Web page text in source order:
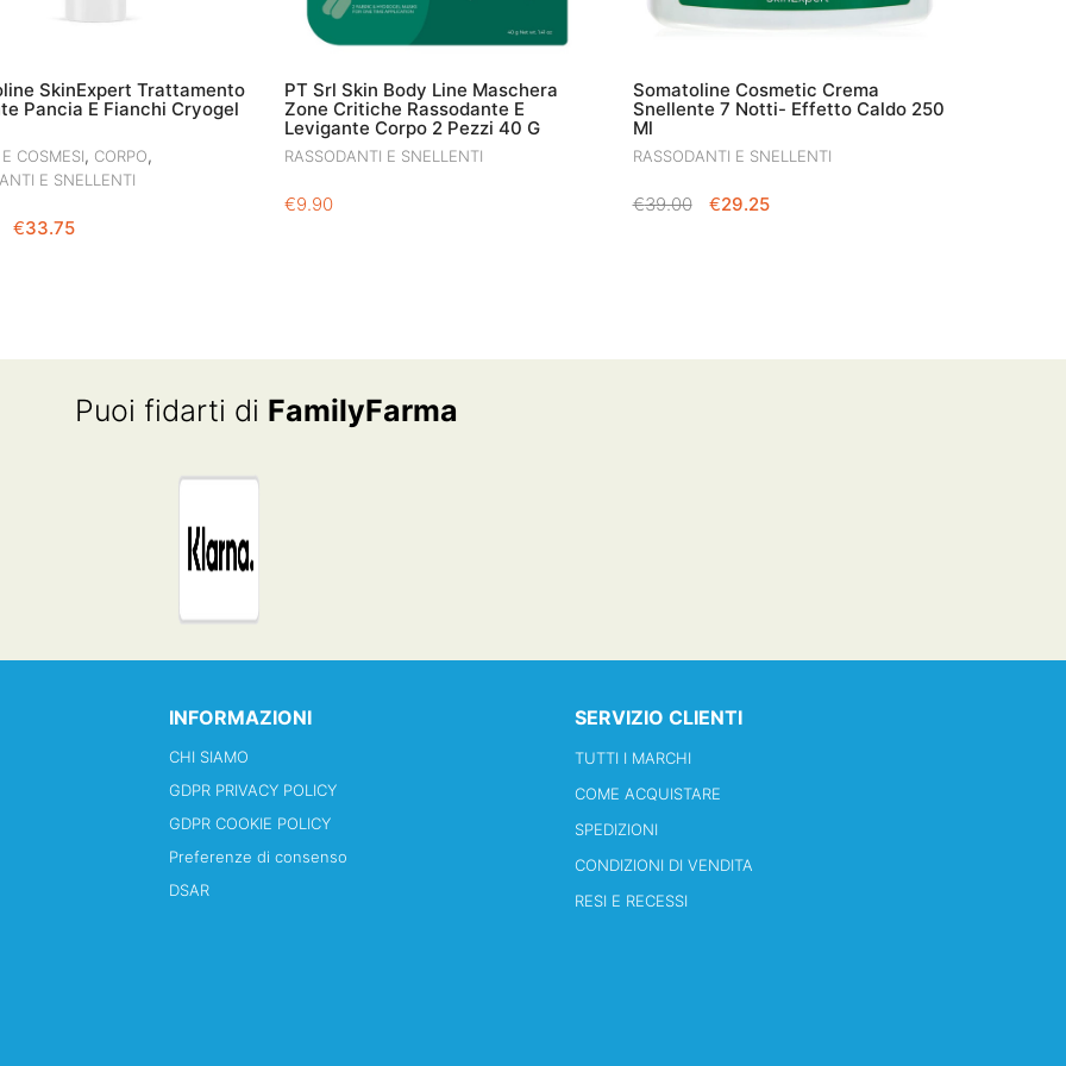
SkinExpert Trattamento
Pancia E Fianchi Cryogel
COSMESI, CORPO,
E SNELLENTI
IL
€33.75IL
PT Srl Skin Body Line Maschera
Zone Critiche Rassodante E
Levigante Corpo 2 Pezzi 40 G
RASSODANTI E SNELLENTI
€9.90
Somatoline Cosmetic Crema
Snellente 7 Notti- Effetto Caldo 250
Ml
RASSODANTI E SNELLENTI
€39.00
IL
€29.25IL
Puoi fidarti di FamilyFarma
INFORMAZIONI
CHI SIAMO
GDPR PRIVACY POLICY
GDPR COOKIE POLICY
Preferenze di consenso
DSAR
SERVIZIO CLIENTI
TUTTI I MARCHI
COME ACQUISTARE
SPEDIZIONI
CONDIZIONI DI VENDITA
RESI E RECESSI